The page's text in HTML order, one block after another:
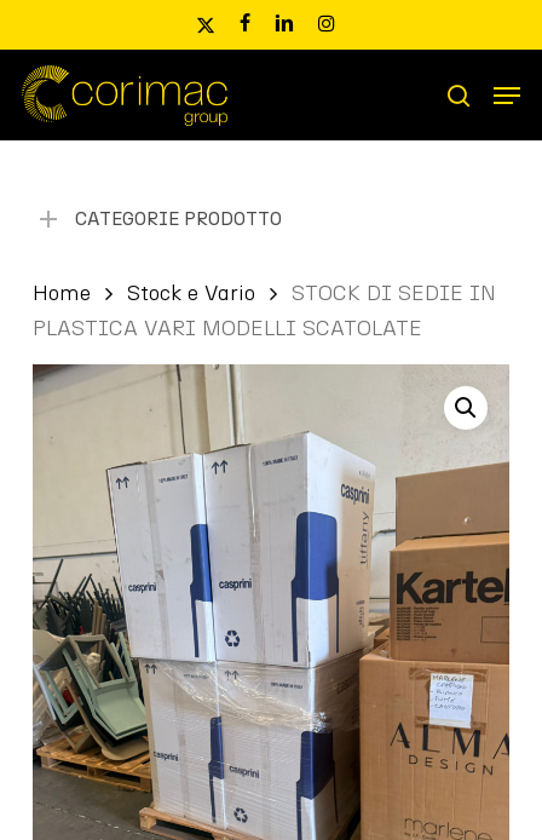
main
content
x-
facebooklinkedininstagram
Ricerca
prodotti
search
CATEGORIE PRODOTTO
Home Stock e Vario
STOCK DI SEDIE IN
PLASTICA VARI MODELLI SCATOLATE